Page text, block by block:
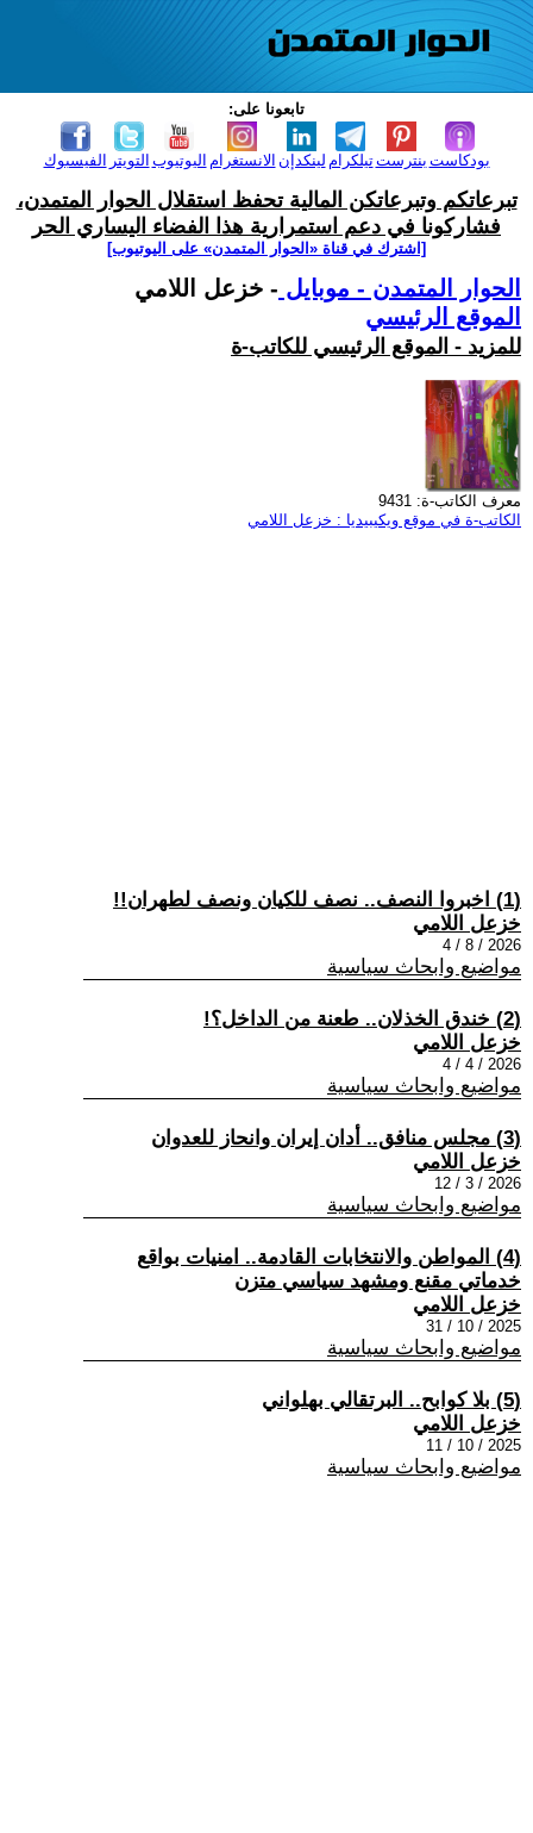
تابعونا على:
الفيسبوك التويتر اليوتيوب الانستغرام لينكدإن تيلكرامبنترست بودكاست
تبرعاتكم وتبرعاتكن المالية تحفظ استقلال الحوار المتمدن،
فشاركونا في دعم استمرارية هذا الفضاء اليساري الحر
[اشترك في قناة ‫«الحوار المتمدن» على اليوتيوب]
الحوار المتمدن - موبايل - خزعل اللامي
الموقع الرئيسي
للمزيد - الموقع الرئيسي للكاتب-ة
معرف الكاتب-ة: 9431
الكاتب-ة في موقع ويكيبيديا : خزعل اللامي
(1) اخبروا النصف.. نصف للكيان ونصف لطهران!!
خزعل اللامي
2026 / 8 / 4
مواضيع وابحاث سياسية
(2) خندق الخذلان.. طعنة من الداخل؟!
خزعل اللامي
2026 / 4 / 4
مواضيع وابحاث سياسية
(3) مجلس منافق.. أدان إيران وانحاز للعدوان
خزعل اللامي
2026 / 3 / 12
مواضيع وابحاث سياسية
(4) المواطن والانتخابات القادمة.. امنيات بواقع
خدماتي مقنع ومشهد سياسي متزن
خزعل اللامي
2025 / 10 / 31
مواضيع وابحاث سياسية
(5) بلا كوابح.. البرتقالي بهلواني
خزعل اللامي
2025 / 10 / 11
مواضيع وابحاث سياسية